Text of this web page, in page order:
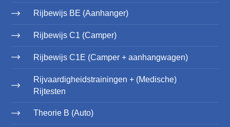
Rijbewijs BE (Aanhanger)
Rijbewijs C1 (Camper)
Rijbewijs C1E (Camper + aanhangwagen)
Rijvaardigheidstrainingen + (Medische)
Rijtesten
Theorie B (Auto)